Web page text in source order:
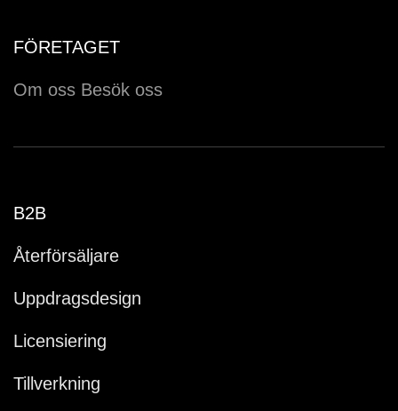
FÖRETAGET
Om oss Besök oss
B2B
Återförsäljare
Uppdragsdesign
Licensiering
Tillverkning